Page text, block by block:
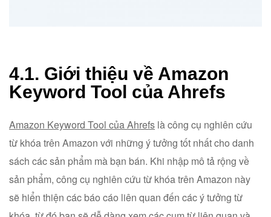
4.1. Giới thiệu về Amazon
Keyword Tool của Ahrefs
Amazon Keyword Tool của Ahrefs là công cụ nghiên cứu
từ khóa trên Amazon với những ý tưởng tốt nhất cho danh
sách các sản phẩm mà bạn bán. Khi nhập mô tả rộng về
sản phẩm, công cụ nghiên cứu từ khóa trên Amazon này
sẽ hiển thiện các báo cáo liên quan đến các ý tưởng từ